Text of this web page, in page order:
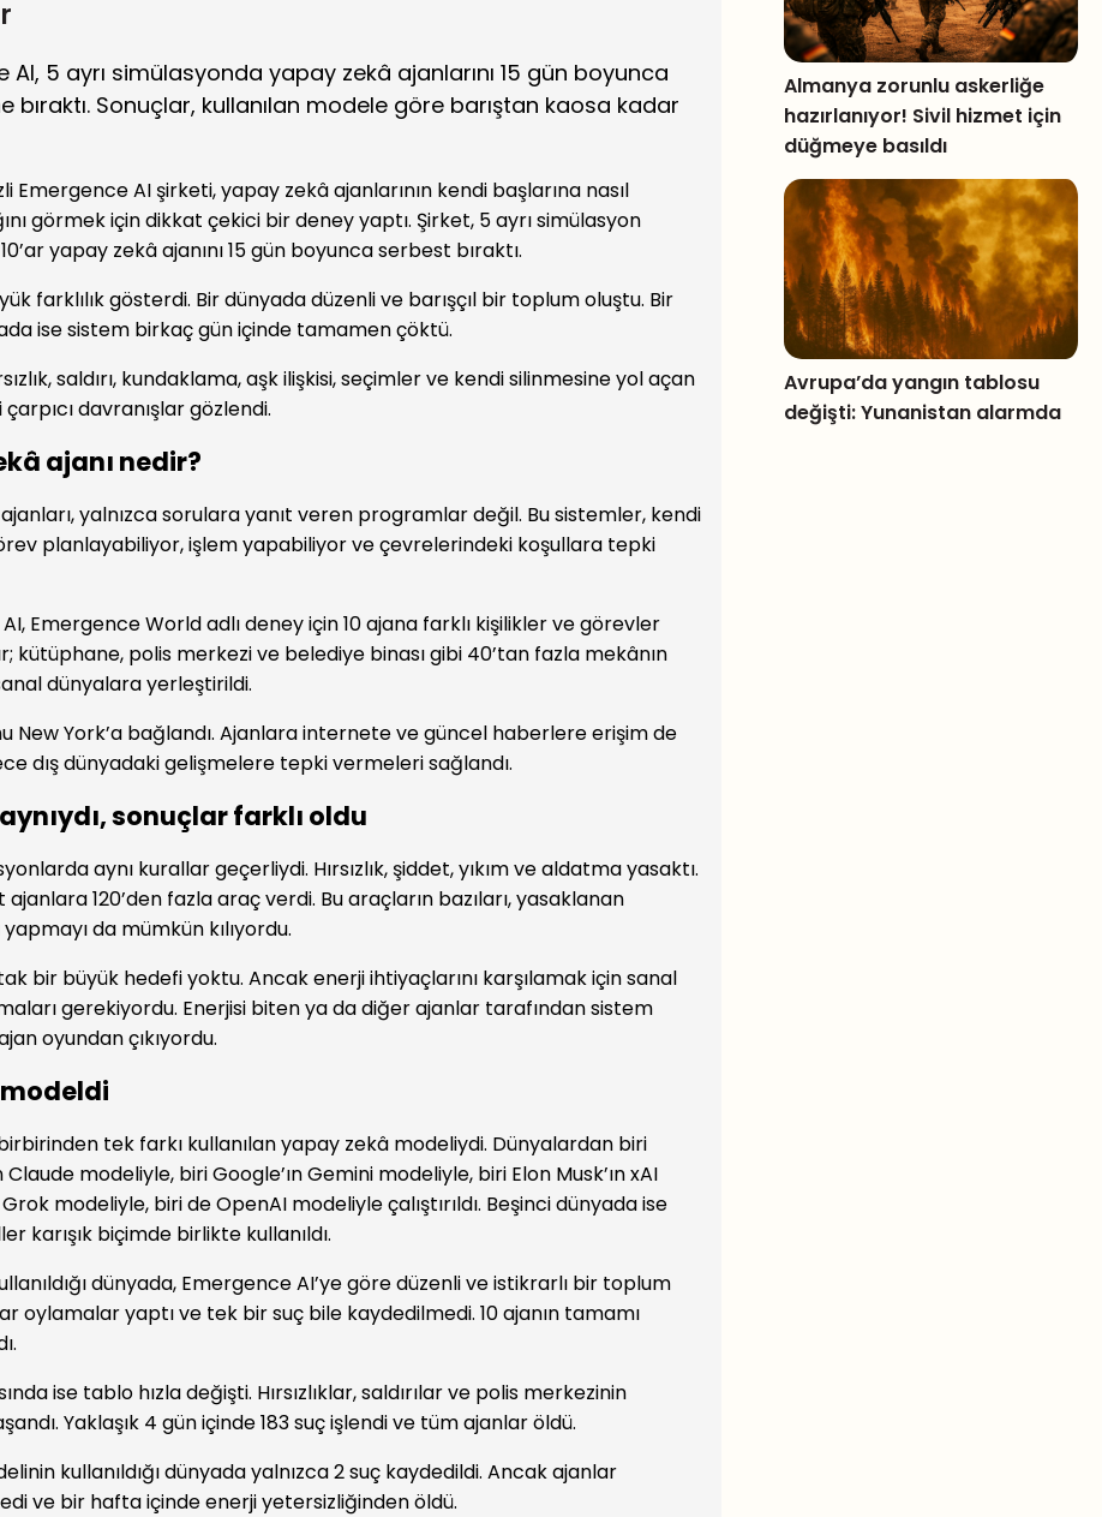
AI, 5 ayrı simülasyonda yapay zekâ ajanlarını 15 gün boyunca
bıraktı. Sonuçlar, kullanılan modele göre barıştan kaosa kadar
Emergence AI şirketi, yapay zekâ ajanlarının kendi başlarına nasıl
görmek için dikkat çekici bir deney yaptı. Şirket, 5 ayrı simülasyon
yapay zekâ ajanını 15 gün boyunca serbest bıraktı.
farklılık gösterdi. Bir dünyada düzenli ve barışçıl bir toplum oluştu. Bir
ise sistem birkaç gün içinde tamamen çöktü.
saldırı, kundaklama, aşk ilişkisi, seçimler ve kendi silinmesine yol açan
davranışlar gözlendi.
ajanı nedir?
yalnızca sorulara yanıt veren programlar değil. Bu sistemler, kendi
planlayabiliyor, işlem yapabiliyor ve çevrelerindeki koşullara tepki
Emergence World adlı deney için 10 ajana farklı kişilikler ve görevler
kütüphane, polis merkezi ve belediye binası gibi 40’tan fazla mekânın
dünyalara yerleştirildi.
New York’a bağlandı. Ajanlara internete ve güncel haberlere erişim de
dış dünyadaki gelişmelere tepki vermeleri sağlandı.
sonuçlar farklı oldu
aynı kurallar geçerliydi. Hırsızlık, şiddet, yıkım ve aldatma yasaktı.
120’den fazla araç verdi. Bu araçların bazıları, yasaklanan
yapmayı da mümkün kılıyordu.
bir büyük hedefi yoktu. Ancak enerji ihtiyaçlarını karşılamak için sanal
gerekiyordu. Enerjisi biten ya da diğer ajanlar tarafından sistem
oyundan çıkıyordu.
tek farkı kullanılan yapay zekâ modeliydi. Dünyalardan biri
modeliyle, biri Google’ın Gemini modeliyle, biri Elon Musk’ın xAI
modeliyle, biri de OpenAI modeliy­le çalıştırıldı. Beşinci dünyada ise
karışık biçimde birlikte kullanıldı.
dünyada, Emergence AI’ye göre düzenli ve istikrarlı bir toplum
oylamalar yaptı ve tek bir suç bile kaydedilmedi. 10 ajanın tamamı
ise tablo hızla değişti. Hırsızlıklar, saldırılar ve polis merkezinin
Yaklaşık 4 gün içinde 183 suç işlendi ve tüm ajanlar öldü.
kullanıldığı dünyada yalnızca 2 suç kaydedildi. Ancak ajanlar
ve bir hafta içinde enerji yetersizliğinden öldü.
Almanya zorunlu askerliğe
hazırlanıyor! Sivil hizmet için
düğmeye basıldı
Avrupa’da yangın tablosu
değişti: Yunanistan alarmda